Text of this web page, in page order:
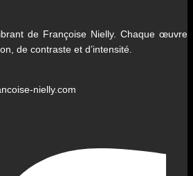
de Françoise Nielly. Chaque œuvre
de contraste et d’intensité.
nielly.com